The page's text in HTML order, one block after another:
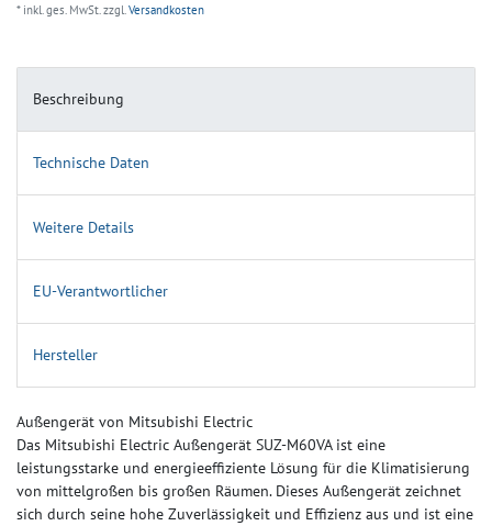
* inkl. ges. MwSt. zzgl. Versandkosten
Beschreibung
Technische Daten
Weitere Details
EU-Verantwortlicher
Hersteller
Außengerät von Mitsubishi Electric
Das Mitsubishi Electric Außengerät SUZ-M60VA ist eine
leistungsstarke und energieeffiziente Lösung für die Klimatisierung
von mittelgroßen bis großen Räumen. Dieses Außengerät zeichnet
sich durch seine hohe Zuverlässigkeit und Effizienz aus und ist eine